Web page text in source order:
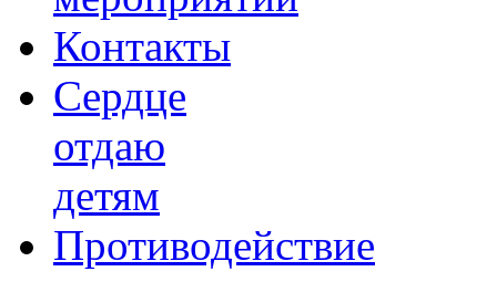
Контакты
Сердце
отдаю
детям
Противодействие